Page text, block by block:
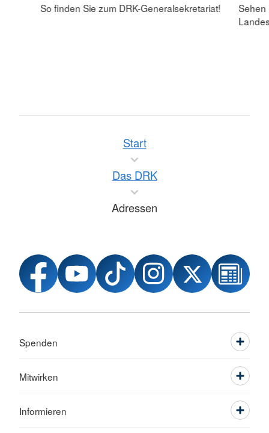
So finden Sie zum DRK-Generalsekretariat!
Sehen
Start
Das DRK
Adressen
Spenden
Mitwirken
Informieren